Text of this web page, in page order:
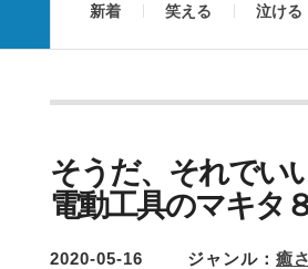
新着 笑える 泣ける
そうだ、それでい
電動工具のマキタ
2020-05-16 ジャンル： 癒